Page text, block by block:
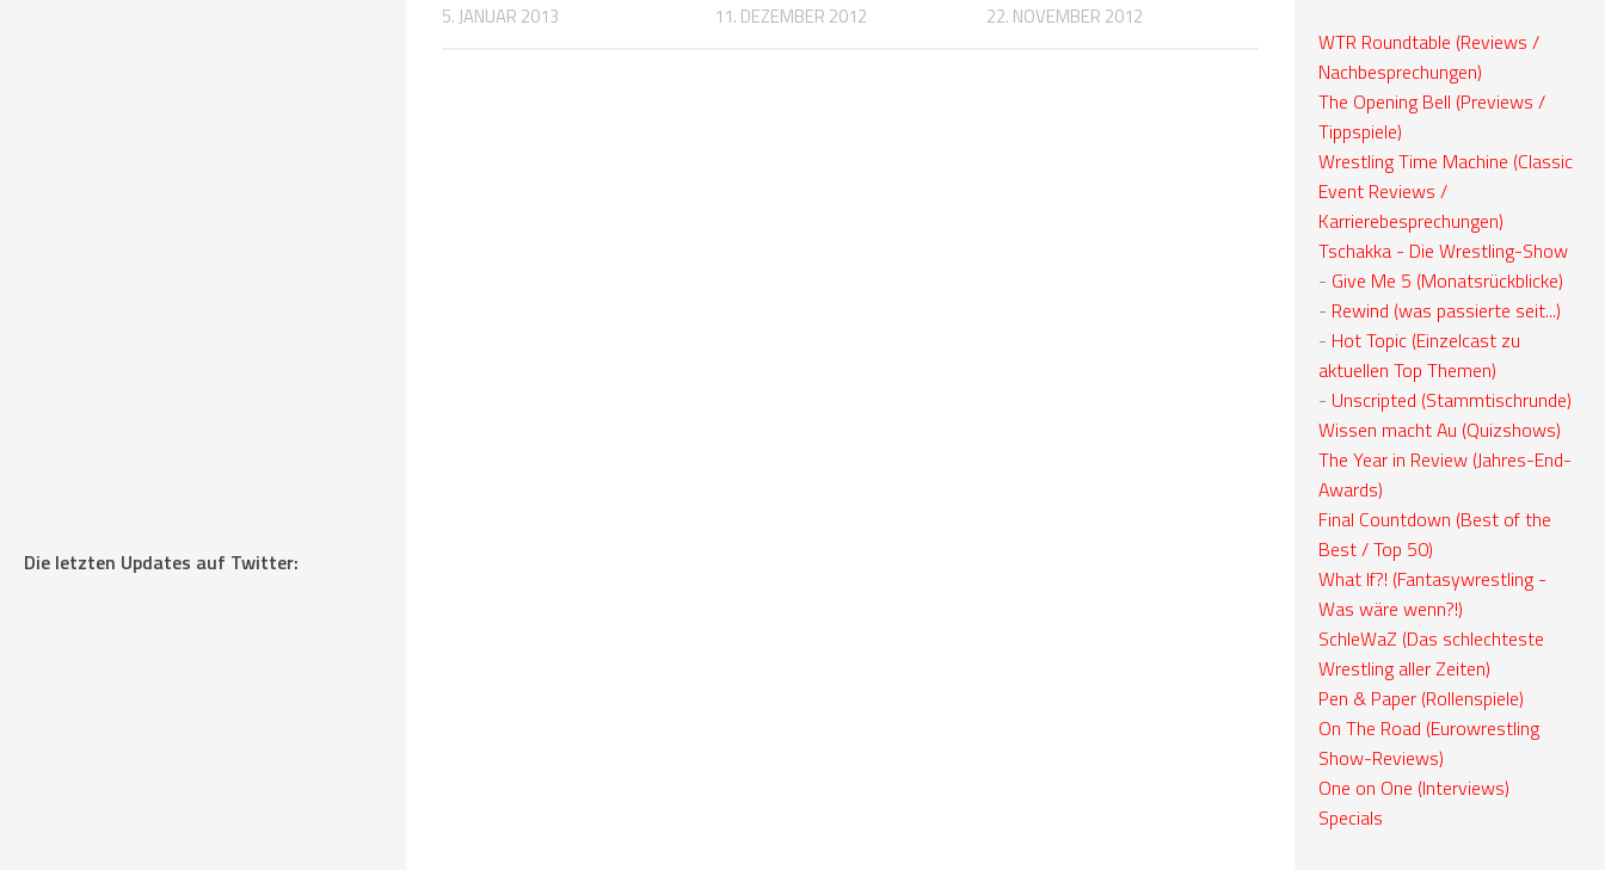
5. JANUAR 2013 11. DEZEMBER 2012 22. NOVEMBER 2012
Die letzten Updates auf Twitter:
WTR Roundtable (Reviews /
Nachbesprechungen)
The Opening Bell (Previews /
Tippspiele)
Wrestling Time Machine (Classic
Event Reviews /
Karrierebesprechungen)
Tschakka - Die Wrestling-Show
- Give Me 5 (Monatsrückblicke)
- Rewind (was passierte seit...)
- Hot Topic (Einzelcast zu
aktuellen Top Themen)
- Unscripted (Stammtischrunde)
Wissen macht Au (Quizshows)
The Year in Review (Jahres-End-
Awards)
Final Countdown (Best of the
Best / Top 50)
What If?! (Fantasywrestling -
Was wäre wenn?!)
SchleWaZ (Das schlechteste
Wrestling aller Zeiten)
Pen & Paper (Rollenspiele)
On The Road (Eurowrestling
Show-Reviews)
One on One (Interviews)
Specials